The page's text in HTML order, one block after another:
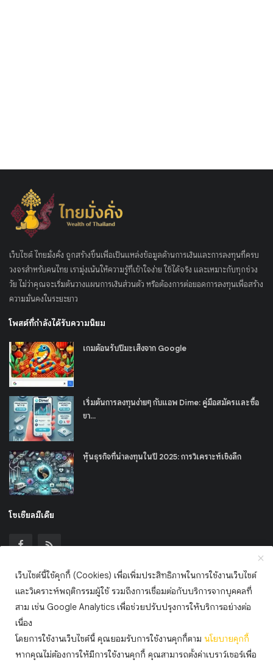
เว็บไซต์ ไทยมั่งคั่ง ถูกสร้างขึ้นเพื่อเป็นแหล่งข้อมูลด้านการเงินและการลงทุนที่ครบ
วงจรสำหรับคนไทย เรามุ่งเน้นให้ความรู้ที่เข้าใจง่าย ใช้ได้จริง และเหมาะกับทุกช่วง
วัย ไม่ว่าคุณจะเริ่มต้นวางแผนการเงินส่วนตัว หรือต้องการต่อยอดการลงทุนเพื่อสร้าง
ความมั่นคงในระยะยาว
โพสต์ที่กำลังได้รับความนิยม
เกมต้อนรับปีมะเส็งจาก Google
เริ่มต้นการลงทุนง่ายๆ กับแอพ Dime: คู่มือสมัครและซื้อ
ขา...
หุ้นธุรกิจที่น่าลงทุนในปี 2025: การวิเคราะห์เชิงลึก
โซเชียลมีเดีย
เข้าร่วมจดหมายข่าวของเรา
เว็บไซต์นี้ใช้คุกกี้ (Cookies) เพื่อเพิ่มประสิทธิภาพในการใช้งานเว็บไซต์
และวิเคราะห์พฤติกรรมผู้ใช้ รวมถึงการเชื่อมต่อกับบริการจากบุคคลที่
สาม เช่น Google Analytics เพื่อช่วยปรับปรุงการให้บริการอย่างต่อ
เนื่อง
โดยการใช้งานเว็บไซต์นี้ คุณยอมรับการใช้งานคุกกี้ตาม นโยบายคุกกี้
หากคุณไม่ต้องการให้มีการใช้งานคุกกี้ คุณสามารถตั้งค่าเบราว์เซอร์เพื่อ